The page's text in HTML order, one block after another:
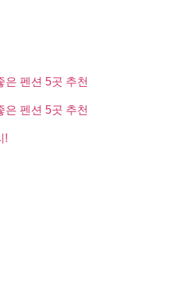
은 펜션 5곳 추천
은 펜션 5곳 추천
!